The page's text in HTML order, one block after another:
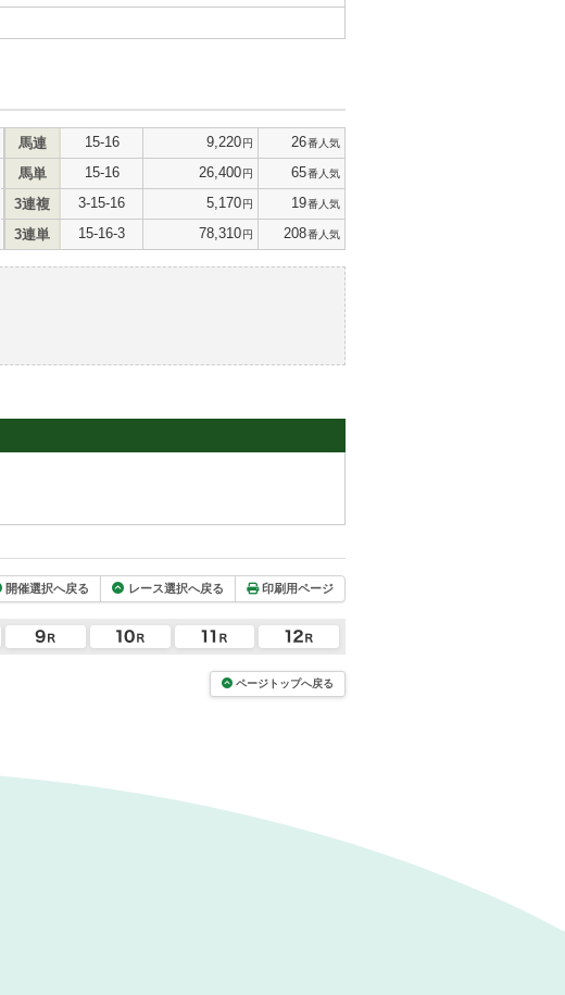
馬連 15-16 9,220円 26番人気
馬単 15-16 26,400円 65番人気
3連複 3-15-16 5,170円 19番人気
3連単 15-16-3 78,310円 208番人気
開催選択へ戻る レース選択へ戻る 印刷用ページ
ページトップへ戻る